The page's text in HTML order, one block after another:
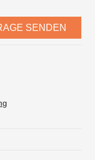
SENDEN